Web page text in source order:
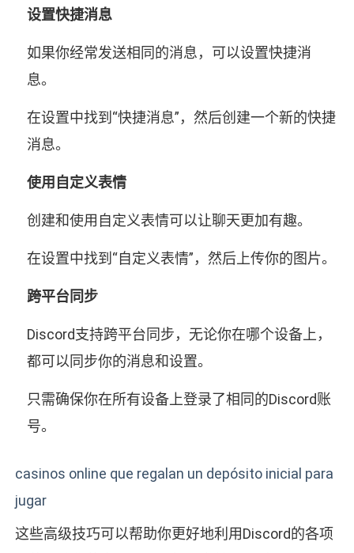
设置快捷消息
如果你经常发送相同的消息，可以设置快捷消
息。
在设置中找到“快捷消息”，然后创建一个新的快捷
消息。
使用自定义表情
创建和使用自定义表情可以让聊天更加有趣。
在设置中找到“自定义表情”，然后上传你的图片。
跨平台同步
Discord支持跨平台同步，无论你在哪个设备上，
都可以同步你的消息和设置。
只需确保你在所有设备上登录了相同的Discord账
号。
casinos online que regalan un depósito inicial para
jugar
这些高级技巧可以帮助你更好地利用Discord的各项